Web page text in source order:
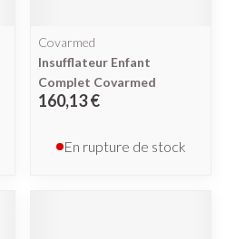
Covarmed
Insufflateur Enfant
Complet Covarmed
160,13 €
En rupture de stock